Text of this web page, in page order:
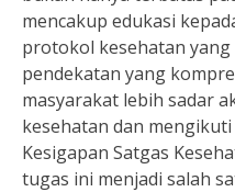
mencakup edukasi
protokol kesehatan
pendekatan yang
masyarakat lebih sadar
kesehatan dan
Kesigapan Satgas
tugas ini menjadi salah